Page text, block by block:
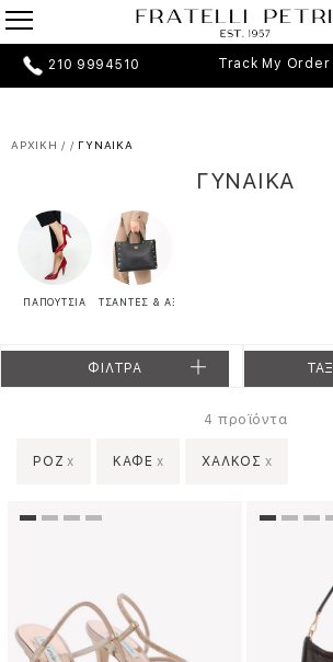
210 9994510 Track My Order
ΑΡΧΙΚΗ / / ΓΥΝΑΙΚΑ
ΓΥΝΑΙΚΑ
ΠΑΠΟΥΤΣΙΑ ΤΣΑΝΤΕΣ & ΑΞΕΣΟΥΑΡ
ΦΙΛΤΡΑ
4 προϊόντα
ΡΟΖ x ΚΑΦΕ x ΧΑΛΚΟΣ x